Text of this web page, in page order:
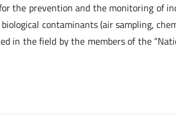
the prevention and the monitoring of
contaminants (air sampling,
in the field by the members of the